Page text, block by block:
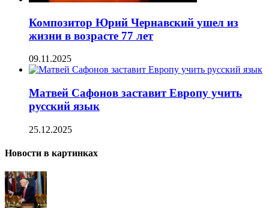
Композитор Юрий Чернавский ушел из
жизни в возрасте 77 лет
09.11.2025
Матвей Сафонов заставит Европу учить
русский язык
25.12.2025
Новости в картинках